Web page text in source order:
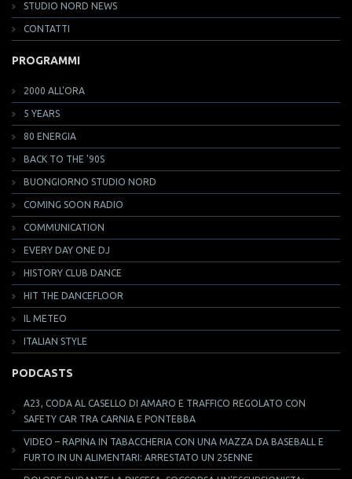
STUDIO NORD NEWS
CONTATTI
PROGRAMMI
2000 ALL'ORA
5 YEARS
80 ENERGIA
BACK TO THE '90S
BUONGIORNO STUDIO NORD
COMING SOON RADIO
COMMUNICATION
EVERY DAY ONE DJ
HISTORY CLUB DANCE
HIT THE DANCEFLOOR
IL METEO
ITALIAN STYLE
PODCASTS
A23, CODA AL CASELLO DI AMARO E TRAFFICO REGOLATO CON
SAFETY CAR TRA CARNIA E PONTEBBA
VIDEO – RAPINA IN TABACCHERIA CON UNA MAZZA DA BASEBALL E
FURTO IN UN ALIMENTARI: ARRESTATO UN 25ENNE